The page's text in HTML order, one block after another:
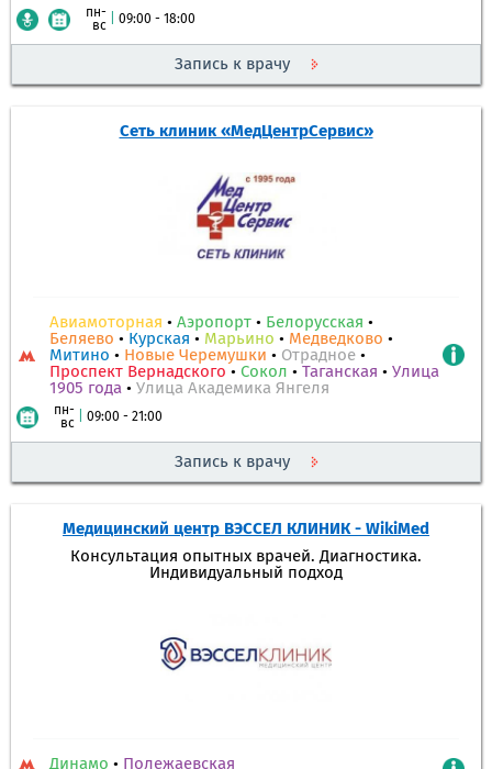
пн-
вс
09:00 - 18:00
Запись к врачу
Сеть клиник «МедЦентрСервис»
Авиамоторная • Аэропорт • Белорусская •
Беляево • Курская • Марьино • Медведково •
Митино • Новые Черемушки • Отрадное •
Проспект Вернадского • Сокол • Таганская • Улица
1905 года • Улица Академика Янгеля
пн-
вс
09:00 - 21:00
Запись к врачу
Медицинский центр ВЭССЕЛ КЛИНИК - WikiMed
Консультация опытных врачей. Диагностика.
Индивидуальный подход
Динамо • Полежаевская